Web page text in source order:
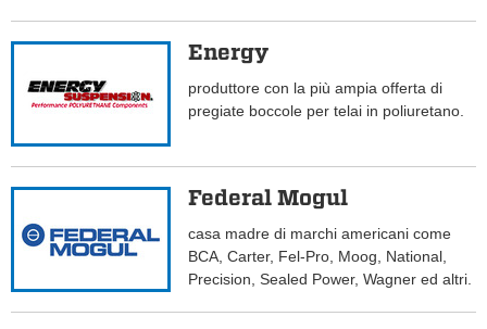
Energy
produttore con la più ampia offerta di
pregiate boccole per telai in poliuretano.
Federal Mogul
casa madre di marchi americani come
BCA, Carter, Fel-Pro, Moog, National,
Precision, Sealed Power, Wagner ed altri.